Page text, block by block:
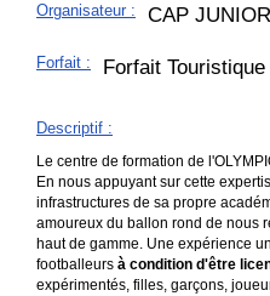
Organisateur : CAP
Forfait : Forfait Touristique
Descriptif :
Le centre de formation de
En nous appuyant sur cette
infrastructures de sa propre
amoureux du ballon rond de nous
haut de gamme. Une expérience
footballeurs à condition d'être
expérimentés, filles, garçons,